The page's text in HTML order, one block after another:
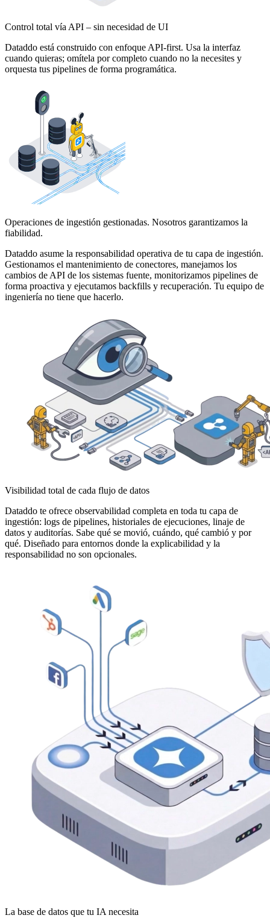
Control total vía API – sin necesidad de UI
Dataddo está construido con enfoque API-first. Usa la interfaz
cuando quieras; omítela por completo cuando no la necesites y
orquesta tus pipelines de forma programática.
Operaciones de ingestión gestionadas. Nosotros garantizamos la
fiabilidad.
Dataddo asume la responsabilidad operativa de tu capa de ingestión.
Gestionamos el mantenimiento de conectores, manejamos los
cambios de API de los sistemas fuente, monitorizamos pipelines de
forma proactiva y ejecutamos backfills y recuperación. Tu equipo de
ingeniería no tiene que hacerlo.
Visibilidad total de cada flujo de datos
Dataddo te ofrece observabilidad completa en toda tu capa de
ingestión: logs de pipelines, historiales de ejecuciones, linaje de
datos y auditorías. Sabe qué se movió, cuándo, qué cambió y por
qué. Diseñado para entornos donde la explicabilidad y la
responsabilidad no son opcionales.
La base de datos que tu IA necesita